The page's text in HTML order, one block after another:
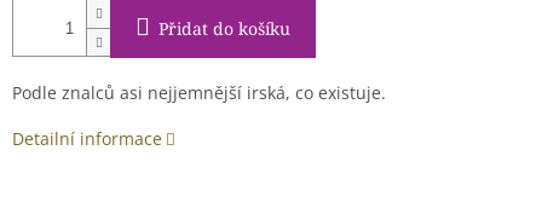
Přidat do košíku
Podle znalců asi nejjemnější irská, co existuje.
Detailní informace